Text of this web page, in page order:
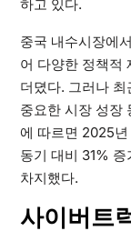
하고 있다.
중국 내수시장에
어 다양한 정책적
더뎠다. 그러나
중요한 시장 성장
에 따르면 2025년
동기 대비 31%
차지했다.
사이버트